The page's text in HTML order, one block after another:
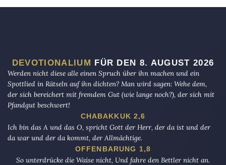
DEVOTIONALIUM FÜR DEN 8. AUGUST 2026
Werden nicht diese alle einen Spruch über ihn machen und ein
Spottlied in Rätseln auf ihn dichten? Man wird sagen: Wehe dem,
der sich bereichert mit fremdem Gut (wie lange noch?), der sich mit
Pfandgut beschwert!
CHABAKKUK 2,6
Ich bin das A und das O, spricht Gott der Herr, der da ist und der
da war und der da kommt, der Allmächtige.
OFFENBARUNG 1,8
So unterdrücke die Waise nicht, Und fahre den Bettler nicht an.